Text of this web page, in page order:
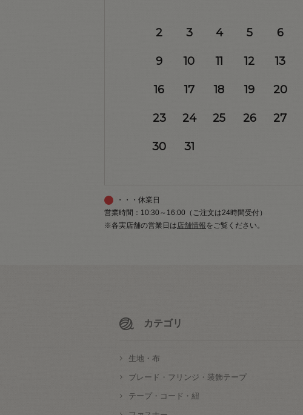
2 3 4 5 6
9 10 11 12 13
16 17 18 19 20
23 24 25 26 27
30 31
・・・休業日
営業時間：10:30～16:00（ご注文は24時間受付）
※各実店舗の営業日は店舗情報をご覧ください。
カテゴリ
生地・布
ブレード・フリンジ・装飾テープ
テープ・コード・紐